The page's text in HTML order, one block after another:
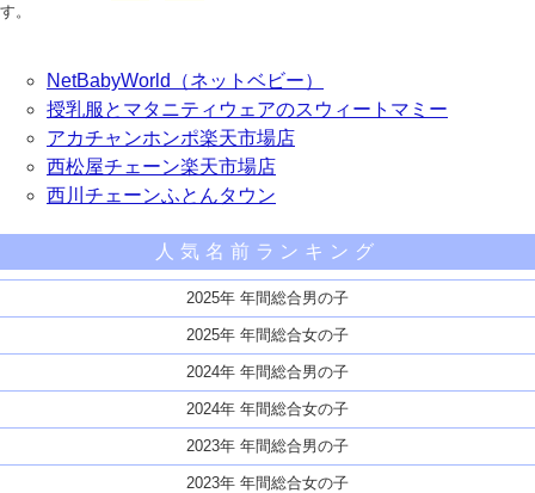
す。
NetBabyWorld（ネットベビー）
授乳服とマタニティウェアのスウィートマミー
アカチャンホンポ楽天市場店
西松屋チェーン楽天市場店
西川チェーンふとんタウン
人気名前ランキング
2025年 年間総合男の子
2025年 年間総合女の子
2024年 年間総合男の子
2024年 年間総合女の子
2023年 年間総合男の子
2023年 年間総合女の子